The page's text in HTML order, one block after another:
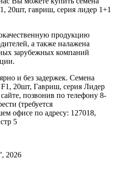
20шт, гавриш, серия лидер 1+1
продукцию
а также налажена
зарубежных компаний
и без задержек. Семена
20шт, Гавриш, серия Лидер
позвонив по телефону 8-
(требуется
офисе по адресу: 127018,
5
2026